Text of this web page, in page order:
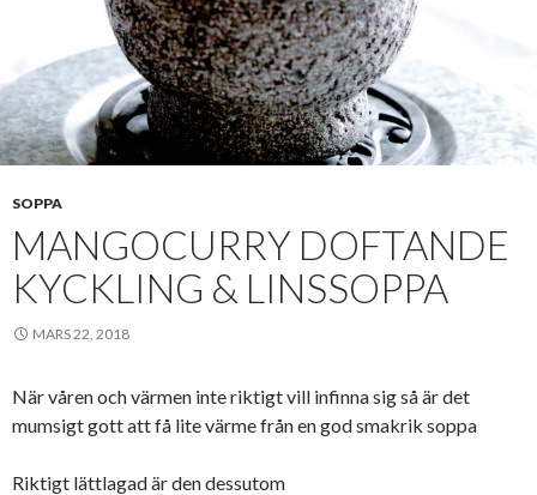
SOPPA
MANGOCURRY DOFTANDE
KYCKLING & LINSSOPPA
MARS 22, 2018
När våren och värmen inte riktigt vill infinna sig så är det
mumsigt gott att få lite värme från en god smakrik soppa
Riktigt lättlagad är den dessutom